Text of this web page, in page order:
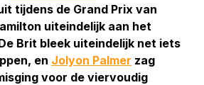
tijdens de Grand Prix van
uiteindelijk aan het
Brit bleek uiteindelijk net iets
en Jolyon Palmer zag
voor de viervoudig